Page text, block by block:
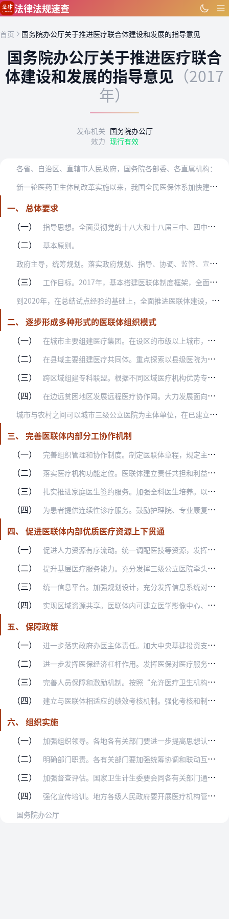
跳到主要内容
法律法规速查
首页 国务院办公厅关于推进医疗联合体建设和发展的指导意见
国务院办公厅关于推进医疗联合
体建设和发展的指导意见 （2017
年）
发布机关 国务院办公厅
效力 现行有效
各省、自治区、直辖市人民政府，国务院各部委、各直属机构：
新
一轮医药卫生体制改革实施以来，我国全民医保体系加快建立健全，基层医疗卫生机构服务条件显著改善，以全科医生为重点的基层人才队伍建设不断加强，基层服务长期薄弱的状…
一、 总体要求
（一）
指导思想。全面贯彻党的十八大和十八届三中、四中、五中、六中全会以及全国卫生与健康大会精神，认真落实党中央、国务院决策部署，统筹推进“五位一体”总体布局和协调推进…
（二） 基本原则。
政
府主导，统筹规划。落实政府规划、指导、协调、监管、宣传等职能，以城市和县域为重点，根据区域医疗资源结构布局和群众健康需求，按照业务相关、优势互补、双向选择、持…
（三）
工作目标。2017年，基本搭建医联体制度框架，全面启动多种形式的医联体建设试点，三级公立医院要全部参与并发挥引领作用，综合医改试点省份每个地市以及分级诊疗试点城…
到
2020年，在总结试点经验的基础上，全面推进医联体建设，形成较为完善的医联体政策体系。所有二级公立医院和政府办基层医疗卫生机构全部参与医联体。不同级别、不同类…
二、 逐步形成多种形式的医联体组织模式
（一）
在城市主要组建医疗集团。在设区的市级以上城市，由三级公立医院或者业务能力较强的医院牵头，联合社区卫生服务机构、护理院、专业康复机构等，形成资源共享、分工协作的管…
（二） 在县域主要组建医疗共同体。重点探索以县级医院为龙头、乡镇卫生院为枢纽、村卫生室为基础的县乡一体化管理，与乡村一体化管理有效衔接。充分发挥县级医院的城乡纽带作用和…
（三） 跨区域组建专科联盟。根据不同区域医疗机构优势专科资源，以若干所医疗机构特色专科技术力量为支撑，充分发挥国家医学中心、国家临床医学研究中心及其协同网络的作用，以专…
（四） 在边远贫困地区发展远程医疗协作网。大力发展面向基层、边远和欠发达地区的远程医疗协作网，鼓励公立医院向基层医疗卫生机构提供远程医疗、远程教学、远程培训等服务，利用…
城
市与农村之间可以城市三级公立医院为主体单位，在已建立的长期稳定对口支援关系基础上，通过托管区域内县级医院等多种形式组建医联体，三级公立医院可向县级医院派驻管理…
三、 完善医联体内部分工协作机制
（一）
完善组织管理和协作制度。制定医联体章程，规定主体单位与其他成员单位的责任、权利和义务，完善医疗质量管理等制度，提高管理效率。医联体可探索在医院层面成立理事会。
（二） 落实医疗机构功能定位。医联体建立责任共担和利益分配机制，调动医联体内各医疗机构积极性，落实功能定位。三级医院逐步减少常见病、多发病、病情稳定的慢性病患者比例。基…
（三） 扎实推进家庭医生签约服务。加强全科医生培养。以高血压、糖尿病等慢性病为重点，在医联体内加快推进家庭医生签约服务，优先覆盖老年人、孕产妇、儿童、残疾人等重点人群，…
（四） 为患者提供连续性诊疗服务。鼓励护理院、专业康复机构等加入医联体。建立医联体内转诊机制，重点畅通向下转诊通道，将急性病恢复期患者、术后恢复期患者及危重症稳定期患者…
四、 促进医联体内部优质医疗资源上下贯通
（一）
促进人力资源有序流动。统一调配医技等资源，发挥现有资源的最大使用效率。医联体内统筹薪酬分配，充分调动医务人员积极性。鼓励医联体内二级以上医疗机构向基层医疗卫生机…
（二） 提升基层医疗服务能力。充分发挥三级公立医院牵头引领作用，针对区域内疾病谱和重点疾病诊疗需求，派出医务人员通过专科共建、临床带教、业务指导、教学查房、科研和项目协…
（三） 统一信息平台。加强规划设计，充分发挥信息系统对医联体的支撑作用，结合建立省、市、县三级人口健康信息平台，统筹推进医联体相关医院管理、医疗服务等信息平台建设，实现…
（四） 实现区域资源共享。医联体内可建立医学影像中心、检查检验中心、消毒供应中心、后勤服务中心等，为医联体内各医疗机构提供一体化服务。在加强医疗质量控制的基础上，医联体…
五、 保障政策
（一）
进一步落实政府办医主体责任。加大中央基建投资支持力度，加快补齐医联体发展短板，提高区域内疑难重病诊疗能力、县级医院综合能力以及远程医疗协作水平，推动医联体更好在…
（二） 进一步发挥医保经济杠杆作用。发挥医保对医疗服务供需双方的引导作用。合理拉开基层医疗卫生机构、县级医院和城市大医院间报销水平差距，增强在基层看病就医的吸引力，引导…
（三） 完善人员保障和激励机制。按照“允许医疗卫生机构突破现行事业单位工资调控水平，允许医疗服务收入扣除成本并按规定提取各项基金后主要用于人员奖励”的要求，完善与医联体…
（四） 建立与医联体相适应的绩效考核机制。强化考核和制度约束，建立医联体考核指标体系，重点考核医联体技术辐射带动情况、医疗资源下沉情况等，不单纯考核业务量，要将三级医院…
六、 组织实施
（一）
加强组织领导。各地各有关部门要进一步提高思想认识，把医联体建设作为深化医改的重要内容和增进人民健康福祉的有力举措，切实加强组织领导，建立部门协调推进机制，完善配…
（二） 明确部门职责。各有关部门要加强统筹协调和联动互动，及时出台配套文件，发挥政策的叠加效应，保证改革措施有效落实，以医联体建设为抓手促进公立医院改革、医保支付方式改…
（三） 加强督查评估。国家卫生计生委要会同各有关部门通过调研、专项督查、定期评估等方式，及时掌握工作进展，指导各地有序推进医联体建设，保障医疗质量安全。要给各地改革探索…
（四）
强化宣传培训。地方各级人民政府要开展医疗机构管理人员和医务人员的政策培训，进一步统一思想、形成共识。要充分发挥公共媒体作用，加强对分级诊疗和医联体建设的宣传，提…
国务院办公厅